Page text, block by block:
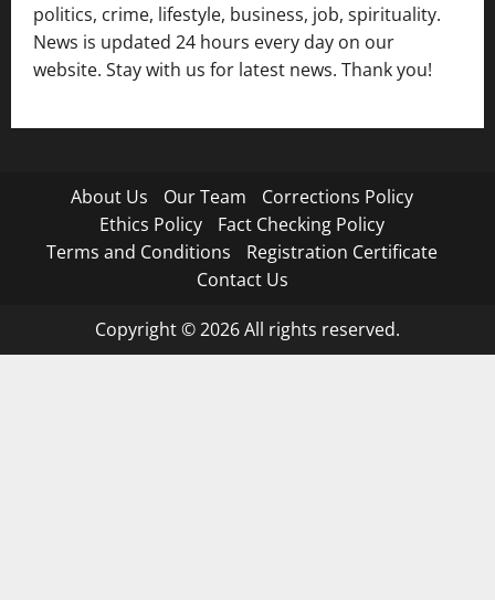
politics, crime, lifestyle, business, job, spirituality.
News is updated 24 hours every day on our
website. Stay with us for latest news. Thank you!
About Us Our Team
Corrections Policy
Ethics Policy
Fact Checking Policy
Terms and Conditions
Registration Certificate
Contact Us
Copyright © 2026 All rights reserved.